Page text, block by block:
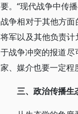
要。“现代战争中传
战争相对于其他方面
将军以及其他负责
于战争冲突的报道
家、媒介也要一定程
三、政治传播